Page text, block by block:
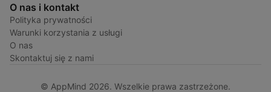
O nas i kontakt
Polityka prywatności
Warunki korzystania z usługi
O nas
Skontaktuj się z nami
© AppMind 2026. Wszelkie prawa zastrzeżone.